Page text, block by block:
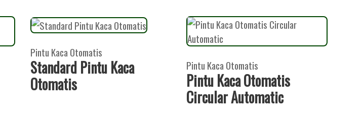
Pintu Kaca Otomatis
Standard Pintu Kaca
Otomatis
Pintu Kaca Otomatis
Pintu Kaca Otomatis
Circular Automatic